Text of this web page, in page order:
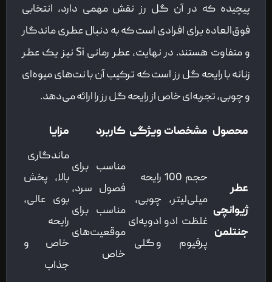
پیچیده که در آن گل رز نقش مهمی دارد، انتخابی
فوق‌العاده برای افرادی است که به دنبال عطری ماندگار
و متفاوت هستند. در نهایت، عطر رمانی Si نیز یک عطر
زنانه با رایحه گل رز است که ترکیب آن با نت‌های میوه‌ای
و چوبی، تجربه‌ای خاص از رایحه گل رز را ارائه می‌دهد.
محصول مشخصات ویژگی کاربرد مزایا
عطر
ژیوانچی
جنتلمن
حجم 100
میلی‌لیتر،
غلظت ادو
پرفیوم
رایحه
چوبی،
ادویه‌ای
و گلی
مناسب برای
فصول سرد،
مناسب برای
موقعیت‌های
خاص
ماندگاری
بالا، پخش
بوی عالی،
رایحه
خاص و
جذاب